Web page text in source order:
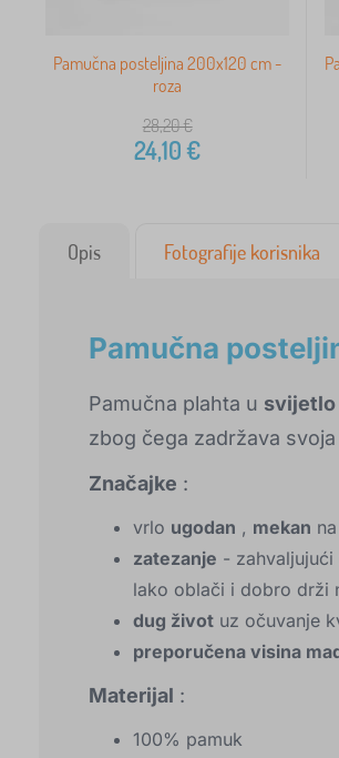
Pamučna posteljina 200x120 cm -
roza
28,20€
24,10€
Opis Fotografije korisnika
Pamučna
Pamučna plahta u svijetlo
zbog čega zadržava
Značajke :
vrlo ugodan , mekan
zatezanje -
lako oblači i dobro drži
dug život uz očuvanje
preporučena visina
Materijal :
100% pamuk